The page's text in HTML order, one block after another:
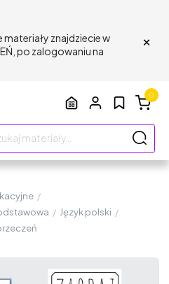
znajdziecie w
po zalogowaniu na
×
0
/
/ Język polski /